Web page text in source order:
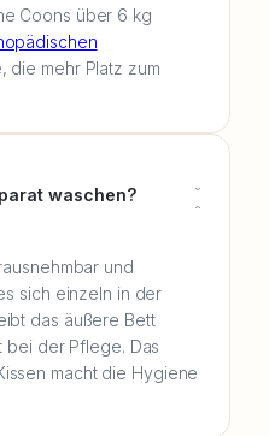
Coons über 6 kg
die mehr Platz zum
waschen?
und
sich einzeln in der
das äußere Bett
bei der Pflege. Das
macht die Hygiene